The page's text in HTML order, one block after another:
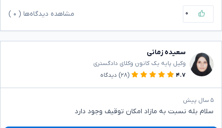
۰ مشاهده دیدگاه‌ها ( ۰
سعیده زمانی
وکیل پایه یک کانون وکلای دادگستری
۴.۷
(۲۸) دیدگاه
۵ سال پیش
سلام بله نسبت به مازاد امکان توقیف وجود دارد